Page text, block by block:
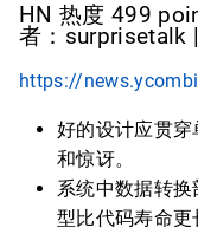
HN 热度 499
者：surprisetalk
https://
好的设计应贯
和惊讶。
系统中数据转
型比代码寿命更